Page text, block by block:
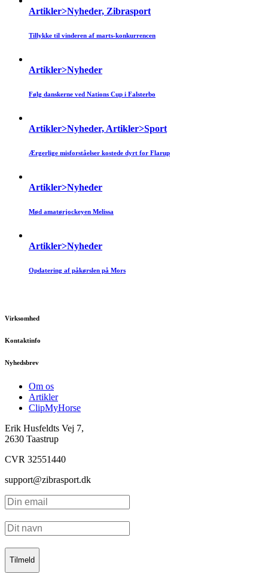
Artikler>Nyheder, Zibrasport
Tillykke til vinderen af marts-konkurrencen
Artikler>Nyheder
Følg danskerne ved Nations Cup i Falsterbo
Artikler>Nyheder, Artikler>Sport
Ærgerlige misforståelser kostede dyrt for Flarup
Artikler>Nyheder
Mød amatørjockeyen Melissa
Artikler>Nyheder
Opdatering af påkørslen på Mors
Virksomhed
Kontaktinfo
Nyhedsbrev
Om os
Artikler
ClipMyHorse
Erik Husfeldts Vej 7,
2630 Taastrup
CVR 32551440
support@zibrasport.dk
Tilmeld